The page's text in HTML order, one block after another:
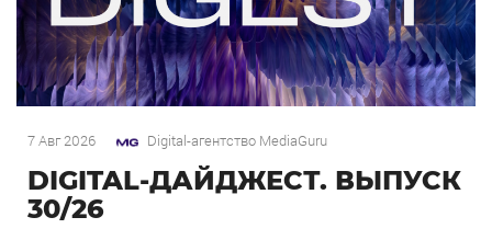
7 Авг 2026 Digital-агентство MediaGuru
DIGITAL-ДАЙДЖЕСТ. ВЫПУСК
30/26